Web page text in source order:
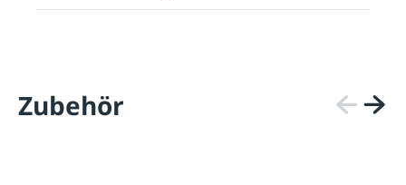
Zubehör